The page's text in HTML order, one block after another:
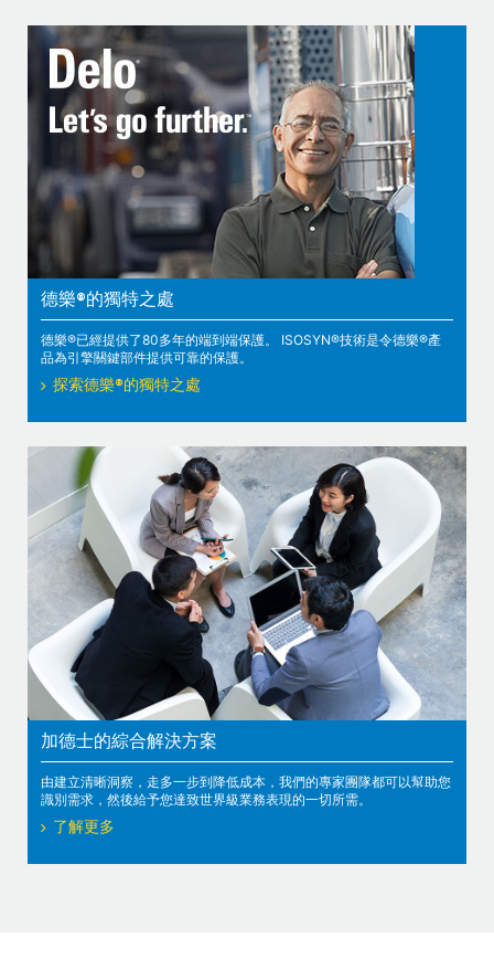
德樂®的獨特之處
德樂®已經提供了80多年的端到端保護。 ISOSYN®技術是令德樂®產
品為引擎關鍵部件提供可靠的保護。
探索德樂®的獨特之處
加德士的綜合解決方案
由建立清晰洞察，走多一步到降低成本，我們的專家團隊都可以幫助您
識別需求，然後給予您達致世界級業務表現的一切所需。
了解更多